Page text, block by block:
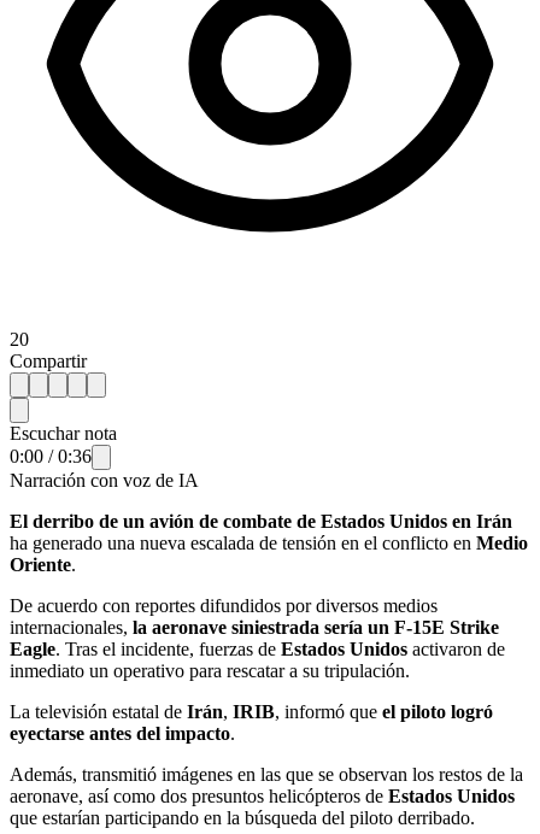
20
Compartir
Escuchar nota
0:00 /0:36
Narración con voz de IA
El derribo de un avión de combate de Estados Unidos en Irán
ha generado una nueva escalada de tensión en el conflicto en Medio
Oriente.
De acuerdo con reportes difundidos por diversos medios
internacionales, la aeronave siniestrada sería un F-15E Strike
Eagle. Tras el incidente, fuerzas de Estados Unidos activaron de
inmediato un operativo para rescatar a su tripulación.
La televisión estatal de Irán, IRIB, informó que el piloto logró
eyectarse antes del impacto.
Además, transmitió imágenes en las que se observan los restos de la
aeronave, así como dos presuntos helicópteros de Estados Unidos
que estarían participando en la búsqueda del piloto derribado.